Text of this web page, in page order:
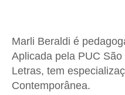
Marli Beraldi é
Aplicada pela PUC
Letras, tem
Contemporânea.